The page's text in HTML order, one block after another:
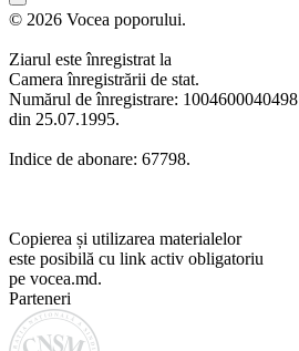
© 2026 Vocea poporului.
Ziarul este înregistrat la
Camera înregistrării de stat.
Numărul de înregistrare: 1004600040498
din 25.07.1995.
Indice de abonare: 67798.
Copierea și utilizarea materialelor
este posibilă cu link activ obligatoriu
pe vocea.md.
Parteneri